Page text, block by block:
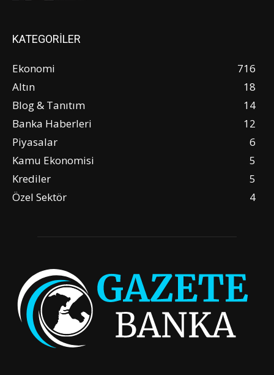
KATEGORİLER
Ekonomi
716
Altın
18
Blog & Tanıtım
14
Banka Haberleri
12
Piyasalar
6
Kamu Ekonomisi
5
Krediler
5
Özel Sektör
4